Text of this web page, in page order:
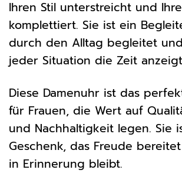
Ihren Stil unterstreicht und
komplettiert. Sie ist ein
durch den Alltag begleitet
jeder Situation die Zeit
Diese Damenuhr ist das
für Frauen, die Wert auf
und Nachhaltigkeit legen. Sie
Geschenk, das Freude
in Erinnerung bleibt.